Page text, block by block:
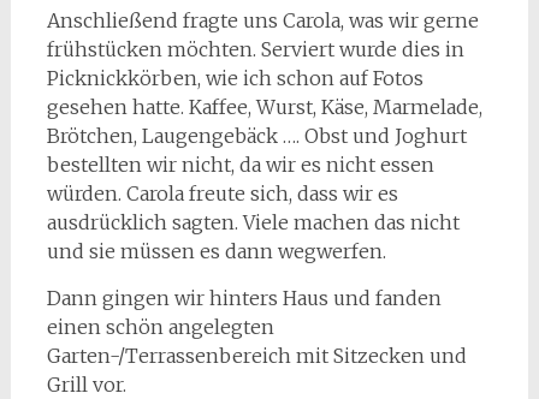
Anschließend fragte uns Carola, was wir gerne
frühstücken möchten. Serviert wurde dies in
Picknickkörben, wie ich schon auf Fotos
gesehen hatte. Kaffee, Wurst, Käse, Marmelade,
Brötchen, Laugengebäck …. Obst und Joghurt
bestellten wir nicht, da wir es nicht essen
würden. Carola freute sich, dass wir es
ausdrücklich sagten. Viele machen das nicht
und sie müssen es dann wegwerfen.
Dann gingen wir hinters Haus und fanden
einen schön angelegten
Garten-/Terrassenbereich mit Sitzecken und
Grill vor.